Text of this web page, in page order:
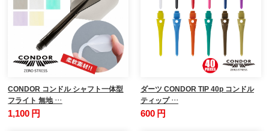
CONDOR コンドル シャフト一体型
フライト 無地 …
1,100 円
ダーツ CONDOR TIP 40p コンドル
ティップ …
600 円